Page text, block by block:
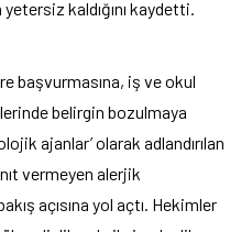
kaldığını kaydetti.
başvurmasına, iş ve okul
belirgin bozulmaya
ajanlar’ olarak adlandırılan
vermeyen alerjik
açısına yol açtı. Hekimler